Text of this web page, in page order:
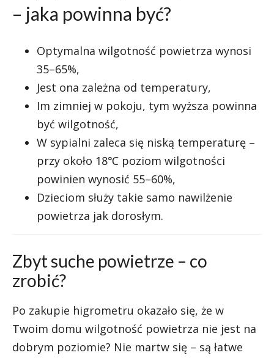
– jaka powinna być?
Optymalna wilgotność powietrza wynosi
35–65%,
Jest ona zależna od temperatury,
Im zimniej w pokoju, tym wyższa powinna
być wilgotność,
W sypialni zaleca się niską temperaturę –
przy około 18℃ poziom wilgotności
powinien wynosić 55–60%,
Dzieciom służy takie samo nawilżenie
powietrza jak dorosłym.
Zbyt suche powietrze – co
zrobić?
Po zakupie higrometru okazało się, że w
Twoim domu wilgotność powietrza nie jest na
dobrym poziomie? Nie martw się – są łatwe